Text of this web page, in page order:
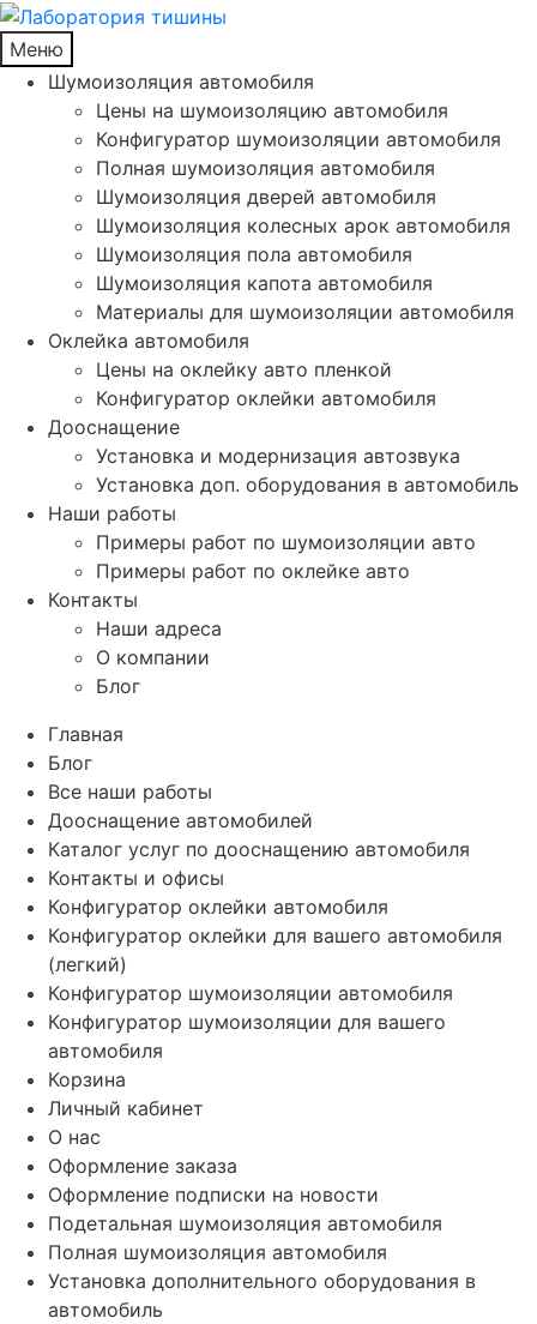
Меню
Шумоизоляция автомобиля
Цены на шумоизоляцию автомобиля
Конфигуратор шумоизоляции автомобиля
Полная шумоизоляция автомобиля
Шумоизоляция дверей автомобиля
Шумоизоляция колесных арок автомобиля
Шумоизоляция пола автомобиля
Шумоизоляция капота автомобиля
Материалы для шумоизоляции автомобиля
Оклейка автомобиля
Цены на оклейку авто пленкой
Конфигуратор оклейки автомобиля
Дооснащение
Установка и модернизация автозвука
Установка доп. оборудования в автомобиль
Наши работы
Примеры работ по шумоизоляции авто
Примеры работ по оклейке авто
Контакты
Наши адреса
О компании
Блог
Главная
Блог
Все наши работы
Дооснащение автомобилей
Каталог услуг по дооснащению автомобиля
Контакты и офисы
Конфигуратор оклейки автомобиля
Конфигуратор оклейки для вашего автомобиля
(легкий)
Конфигуратор шумоизоляции автомобиля
Конфигуратор шумоизоляции для вашего
автомобиля
Корзина
Личный кабинет
О нас
Оформление заказа
Оформление подписки на новости
Подетальная шумоизоляция автомобиля
Полная шумоизоляция автомобиля
Установка дополнительного оборудования в
автомобиль